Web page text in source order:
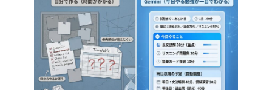
僕がAI ONEの代表を務めています！